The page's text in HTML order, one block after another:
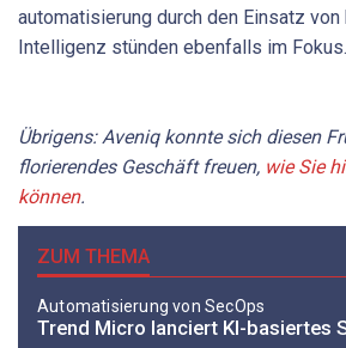
automatisierung durch den Einsatz
Intelligenz stünden ebenfalls im Fokus.
Übrigens: Aveniq konnte sich diesen
florierendes Geschäft freuen, wie Sie
können.
ZUM THEMA
Automatisierung von SecOps
Trend Micro lanciert KI-basiertes